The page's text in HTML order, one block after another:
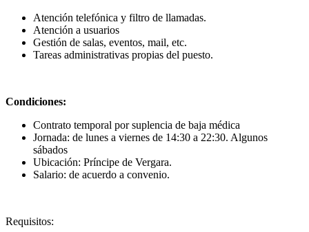
Atención telefónica y filtro de llamadas.
Atención a usuarios
Gestión de salas, eventos, mail, etc.
Tareas administrativas propias del puesto.
Condiciones:
Contrato temporal por suplencia de baja médica
Jornada: de lunes a viernes de 14:30 a 22:30. Algunos
sábados
Ubicación: Príncipe de Vergara.
Salario: de acuerdo a convenio.
Requisitos: